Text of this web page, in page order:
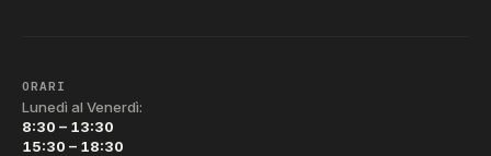
ORARI
Lunedì al Venerdì:
8:30 – 13:30
15:30 – 18:30